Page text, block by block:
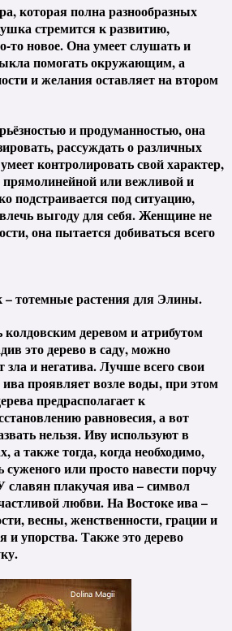
которая полна разнообразных
стремится к развитию,
то новое. Она умеет слушать и
помогать окружающим, а
и желания оставляет на втором
и продуманностью, она
рассуждать о различных
контролировать свой характер,
или вежливой и
подстраивается под ситуацию,
выгоду для себя. Женщине не
она пытается добиваться всего
– тотемные растения для Элины.
колдовским деревом и атрибутом
это дерево в саду, можно
зла и негатива. Лучше всего свои
ива проявляет возле воды, при этом
предрасполагает к
равновесия, а вот
нельзя. Иву используют в
а также тогда, когда необходимо,
суженого или просто навести порчу
славян плакучая ива – символ
любви. На Востоке ива –
весны, женственности, грации и
и упорства. Также это дерево